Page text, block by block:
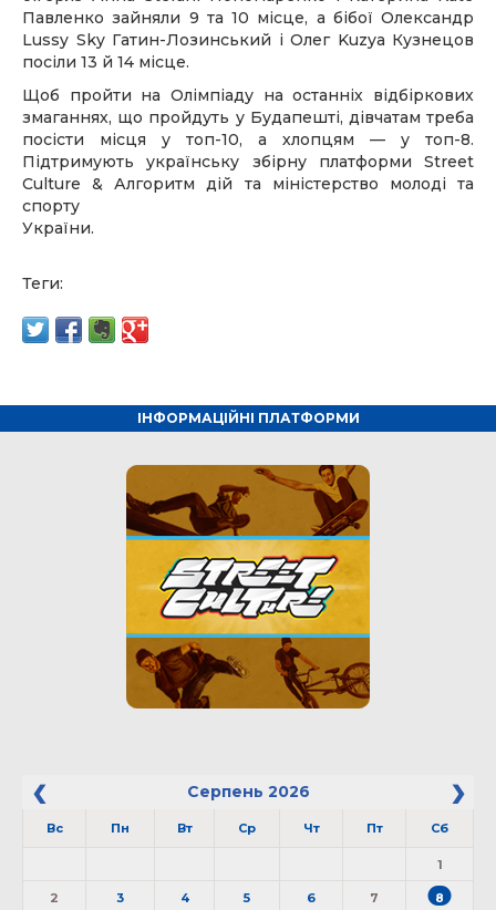
Павленко зайняли 9 та 10 місце, а бібої Олександр
Lussy Sky Гатин-Лозинський і Олег Kuzya Кузнецов
посіли 13 й 14 місце.
Щоб пройти на Олімпіаду на останніх відбіркових
змаганнях, що пройдуть у Будапешті, дівчатам треба
посісти місця у топ-10, а хлопцям — у топ-8.
Підтримують українську збірну платформи Street
Culture & Алгоритм дій та міністерство молоді та
спорту
України.
Теги:
ІНФОРМАЦІЙНІ ПЛАТФОРМИ
Серпень 2026
Вс Пн Вт Ср Чт Пт Сб
1
2 3 4 5 6 7 8